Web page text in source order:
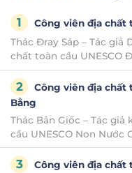
Công viên địa chất
Thác Đray Sáp – Tác giả
chất toàn cầu UNESCO
2020) Công viên Địa
hơn 4.700km2, nằm trải
Công viên địa chất
Bằng
Thác Bản Giốc – Tác giả
cầu UNESCO Non Nước
năm 2018) Công viên
nằm ở miền đất địa đầu
Công viên địa chất